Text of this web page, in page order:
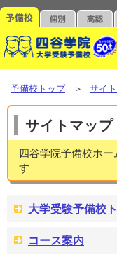
予備校トップ＞サイ
サイトマップ
四谷学院予備校ホ
す
大学受験予備校
コース案内